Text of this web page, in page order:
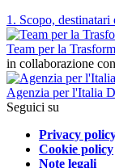
1. Scopo,
Team per la
in collaborazione con
Agenzia per l'Italia
Seguici su
Privacy
Cookie policy
Note legali